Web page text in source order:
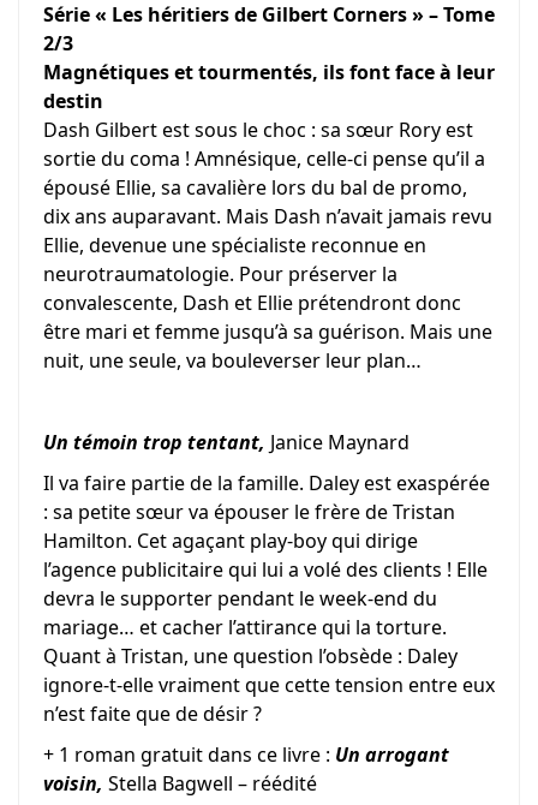
Série « Les héritiers de Gilbert Corners » – Tome
2/3
Magnétiques et tourmentés, ils font face à leur
destin
Dash Gilbert est sous le choc : sa sœur Rory est
sortie du coma ! Amnésique, celle-ci pense qu’il a
épousé Ellie, sa cavalière lors du bal de promo,
dix ans auparavant. Mais Dash n’avait jamais revu
Ellie, devenue une spécialiste reconnue en
neurotraumatologie. Pour préserver la
convalescente, Dash et Ellie prétendront donc
être mari et femme jusqu’à sa guérison. Mais une
nuit, une seule, va bouleverser leur plan…
Un témoin trop tentant, Janice Maynard
Il va faire partie de la famille. Daley est exaspérée
: sa petite sœur va épouser le frère de Tristan
Hamilton. Cet agaçant play-boy qui dirige
l’agence publicitaire qui lui a volé des clients ! Elle
devra le supporter pendant le week-end du
mariage… et cacher l’attirance qui la torture.
Quant à Tristan, une question l’obsède : Daley
ignore-t-elle vraiment que cette tension entre eux
n’est faite que de désir ?
+ 1 roman gratuit dans ce livre : Un arrogant
voisin, Stella Bagwell – réédité